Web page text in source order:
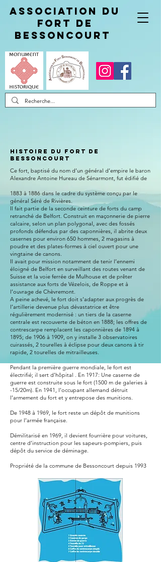
Association du
fort de
Bessoncourt
HISTOIRE DU FORT DE
BESSONCOURT
Ce fort, baptisé du nom d’un général d’empire le baron
Alexandre Antoine Hureau de Sénarmont, fut édifié de
1883 à 1886 dans le cadre du système conçu par le
général Séré de Rivières.
Il fait partie de la seconde ceinture de forts du camp
retranché de Belfort. Construit en maçonnerie de pierre
calcaire, selon un plan polygonal, avec des fossés
profonds défendus par des caponnières, il abrite deux
casernes pour environ 650 hommes, 2 magasins à
poudre et des plates-formes à ciel ouvert pour une
vingtaine de canons.
Il avait pour mission notamment de tenir l’ennemi
éloigné de Belfort en surveillant des routes venant de
Suisse et la voie ferrée de Mulhouse et de prêter
assistance aux forts de Vézelois, de Roppe et à
l’ouvrage de Chèvremont.
A peine achevé, le fort doit s’adapter aux progrès de
l’artillerie devenue plus dévastatrice et être
régulièrement modernisé : un tiers de la caserne
centrale est recouverte de béton en 1888; les offres de
contrescarpe remplacent les caponnières de 1894 à
1895; de 1906 à 1909, on y installe 3 observatoires
cuirassés, 2 tourelles à éclipse pour deux canons à tir
rapide, 2 tourelles de mitrailleuses.
Pendant la première guerre mondiale, le fort est
électrifié; il sert d’hôpital . En 1917: Une caserne de
guerre est construite sous le fort (1500 m de galeries à
-15/20m). En 1941, l’occupant allemand détruit
l’armement du fort et y entrepose des munitions.
De 1948 à 1969, le fort reste un dépôt de munitions
pour l’armée française.
Démilitarisé en 1969, il devient fourrière pour voitures,
centre d’instruction pour les sapeurs-pompiers, puis
dépôt du service de déminage.
Propriété de la commune de Bessoncourt depuis 1993